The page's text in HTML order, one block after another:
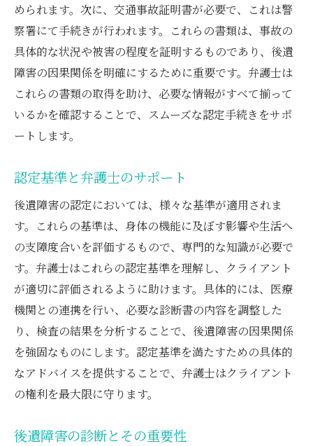
められます。次に、交通事故証明書が必要で、これは警
察署にて手続きが行われます。これらの書類は、事故の
具体的な状況や被害の程度を証明するものであり、後遺
障害の因果関係を明確にするために重要です。弁護士は
これらの書類の取得を助け、必要な情報がすべて揃って
いるかを確認することで、スムーズな認定手続きをサポ
ートします。
認定基準と弁護士のサポート
後遺障害の認定においては、様々な基準が適用されま
す。これらの基準は、身体の機能に及ぼす影響や生活へ
の支障度合いを評価するもので、専門的な知識が必要で
す。弁護士はこれらの認定基準を理解し、クライアント
が適切に評価されるように助けます。具体的には、医療
機関との連携を行い、必要な診断書の内容を調整した
り、検査の結果を分析することで、後遺障害の因果関係
を強固なものにします。認定基準を満たすための具体的
なアドバイスを提供することで、弁護士はクライアント
の権利を最大限に守ります。
後遺障害の診断とその重要性